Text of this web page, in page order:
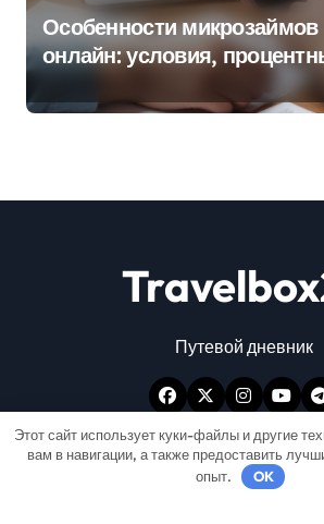
Особенности микрозаймов
онлайн: условия,
ставки и порядок
Путевой дневник
Этот сайт использует куки-файлы и другие
вам в навигации, а также предоставить
опыт.
OK